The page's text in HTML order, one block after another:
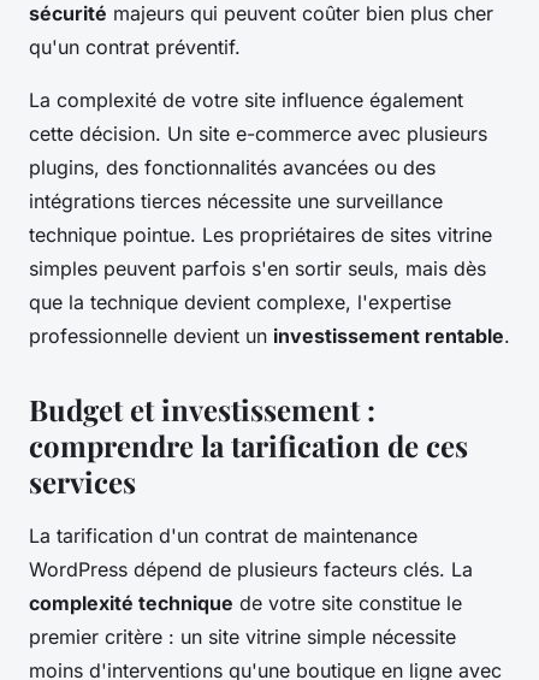
sécurité majeurs qui peuvent coûter bien plus cher
qu'un contrat préventif.
La complexité de votre site influence également
cette décision. Un site e-commerce avec plusieurs
plugins, des fonctionnalités avancées ou des
intégrations tierces nécessite une surveillance
technique pointue. Les propriétaires de sites vitrine
simples peuvent parfois s'en sortir seuls, mais dès
que la technique devient complexe, l'expertise
professionnelle devient un investissement rentable.
Budget et investissement :
comprendre la tarification de ces
services
La tarification d'un contrat de maintenance
WordPress dépend de plusieurs facteurs clés. La
complexité technique de votre site constitue le
premier critère : un site vitrine simple nécessite
moins d'interventions qu'une boutique en ligne avec